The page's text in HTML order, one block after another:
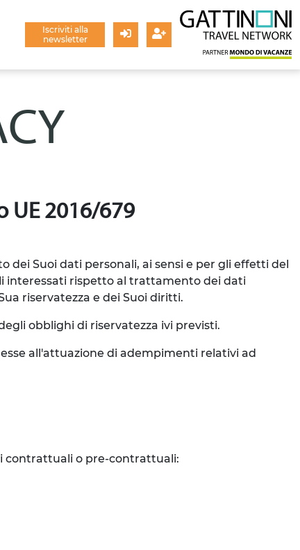
Iscriviti alla
newsletter
Registrati
UE 2016/679
Suoi dati personali, ai sensi e per gli effetti del
interessati rispetto al trattamento dei dati
riservatezza e dei Suoi diritti.
obblighi di riservatezza ivi previsti.
all'attuazione di adempimenti relativi ad
contrattuali o pre-contrattuali: